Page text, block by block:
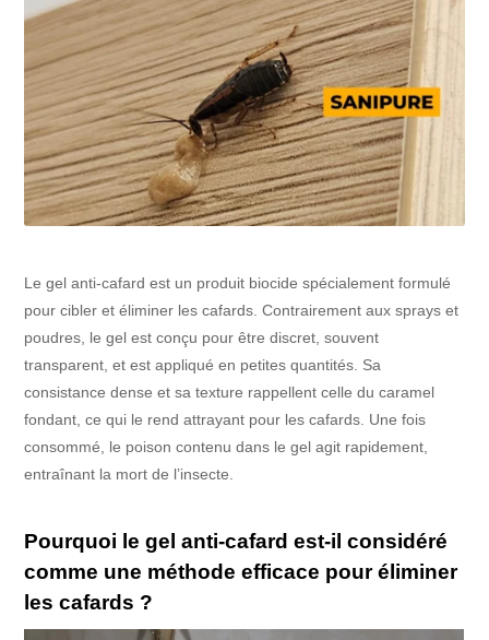
Le gel anti-cafard est un produit biocide spécialement formulé
pour cibler et éliminer les cafards. Contrairement aux sprays et
poudres, le gel est conçu pour être discret, souvent
transparent, et est appliqué en petites quantités. Sa
consistance dense et sa texture rappellent celle du caramel
fondant, ce qui le rend attrayant pour les cafards. Une fois
consommé, le poison contenu dans le gel agit rapidement,
entraînant la mort de l’insecte.
Pourquoi le gel anti-cafard est-il considéré
comme une méthode efficace pour éliminer
les cafards ?